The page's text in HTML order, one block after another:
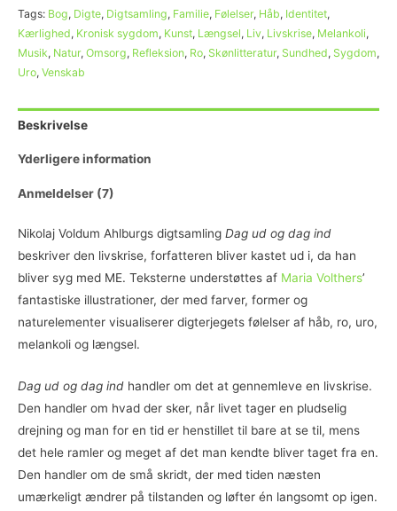
Tags: Bog, Digte, Digtsamling, Familie, Følelser, Håb, Identitet,
Kærlighed, Kronisk sygdom, Kunst, Længsel, Liv, Livskrise, Melankoli,
Musik, Natur, Omsorg, Refleksion, Ro, Skønlitteratur, Sundhed, Sygdom,
Uro, Venskab
Beskrivelse
Yderligere information
Anmeldelser (7)
Nikolaj Voldum Ahlburgs digtsamling Dag ud og dag ind
beskriver den livskrise, forfatteren bliver kastet ud i, da han
bliver syg med ME. Teksterne understøttes af Maria Volthers’
fantastiske illustrationer, der med farver, former og
naturelementer visualiserer digterjegets følelser af håb, ro, uro,
melankoli og længsel.
Dag ud og dag ind handler om det at gennemleve en livskrise.
Den handler om hvad der sker, når livet tager en pludselig
drejning og man for en tid er henstillet til bare at se til, mens
det hele ramler og meget af det man kendte bliver taget fra en.
Den handler om de små skridt, der med tiden næsten
umærkeligt ændrer på tilstanden og løfter én langsomt op igen.